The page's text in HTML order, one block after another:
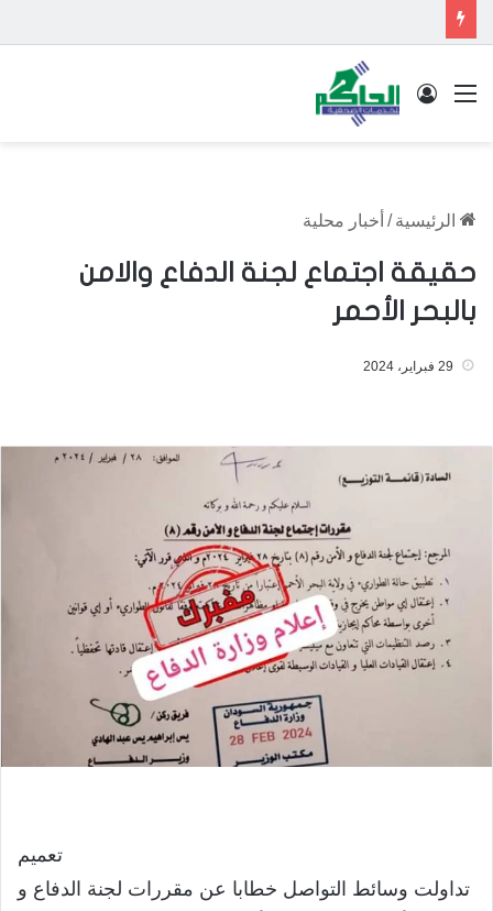
القائمة تسجيل الدخول
الرئيسية / أخبار محلية
حقيقة اجتماع لجنة الدفاع والامن
بالبحر الأحمر
29 فبراير، 2024
تعميم
تداولت وسائط التواصل خطابا عن مقررات لجنة الدفاع و